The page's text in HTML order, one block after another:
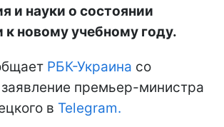
и науки о состоянии
к новому учебному году.
РБК-Украина со
премьер-министра
в Telegram.